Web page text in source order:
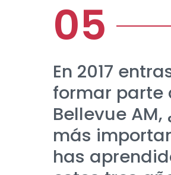
En 2017
formar parte
Bellevue AM,
más
has